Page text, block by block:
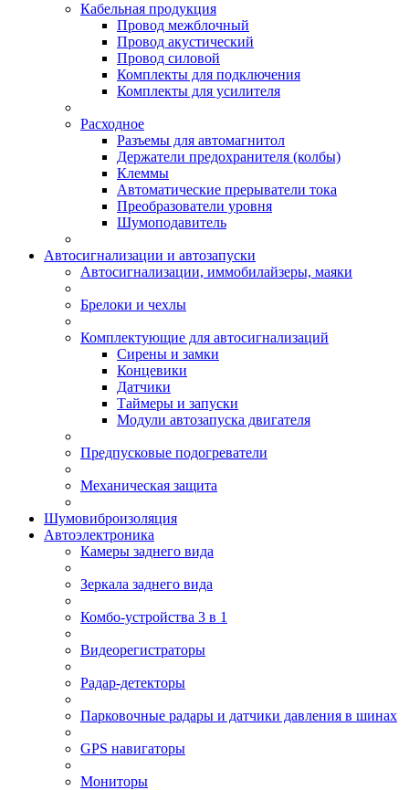
Кабельная продукция
Провод межблочный
Провод акустический
Провод силовой
Комплекты для подключения
Комплекты для усилителя
Расходное
Разъемы для автомагнитол
Держатели предохранителя (колбы)
Клеммы
Автоматические прерыватели тока
Преобразователи уровня
Шумоподавитель
Автосигнализации и автозапуски
Автосигнализации, иммобилайзеры, маяки
Брелоки и чехлы
Комплектующие для автосигнализаций
Сирены и замки
Концевики
Датчики
Таймеры и запуски
Модули автозапуска двигателя
Предпусковые подогреватели
Механическая защита
Шумовиброизоляция
Автоэлектроника
Камеры заднего вида
Зеркала заднего вида
Комбо-устройства 3 в 1
Видеорегистраторы
Радар-детекторы
Парковочные радары и датчики давления в шинах
GPS навигаторы
Мониторы